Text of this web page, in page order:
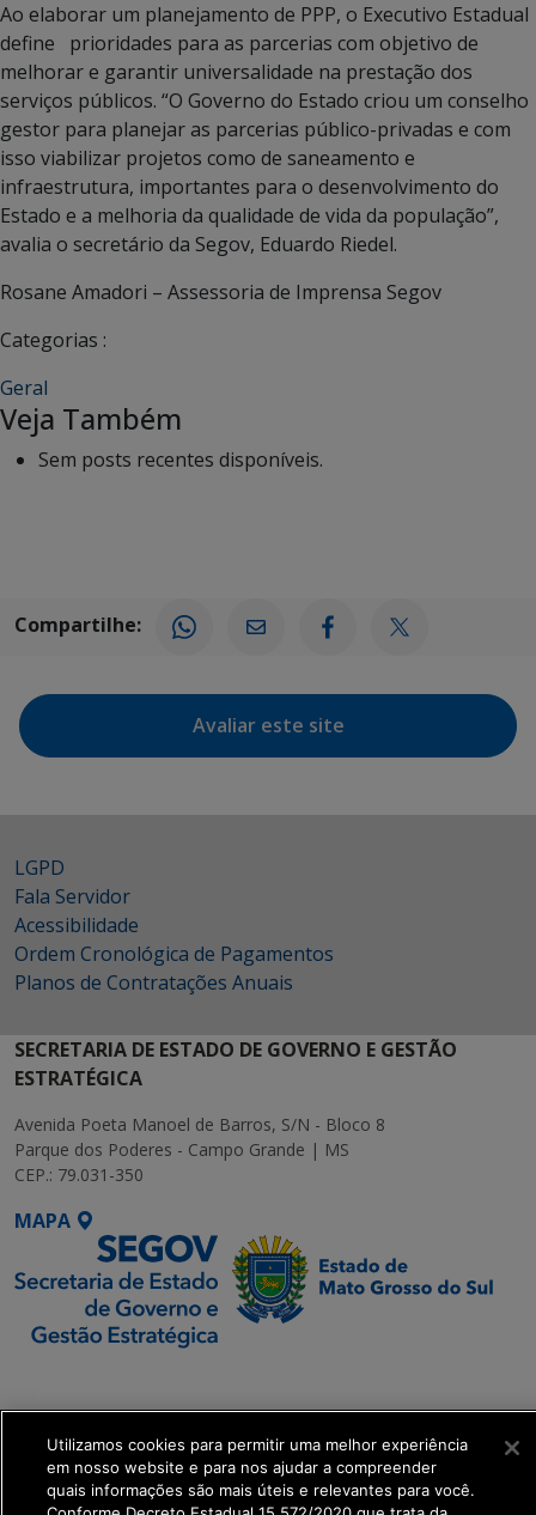
Ao elaborar um planejamento de PPP, o Executivo Estadual
define prioridades para as parcerias com objetivo de
melhorar e garantir universalidade na prestação dos
serviços públicos. “O Governo do Estado criou um conselho
gestor para planejar as parcerias público-privadas e com
isso viabilizar projetos como de saneamento e
infraestrutura, importantes para o desenvolvimento do
Estado e a melhoria da qualidade de vida da população”,
avalia o secretário da Segov, Eduardo Riedel.
Rosane Amadori – Assessoria de Imprensa Segov
Categorias :
Geral
Veja Também
Sem posts recentes disponíveis.
Compartilhe:
Avaliar este site
LGPD
Fala Servidor
Acessibilidade
Ordem Cronológica de Pagamentos
Planos de Contratações Anuais
SECRETARIA DE ESTADO DE GOVERNO E GESTÃO
ESTRATÉGICA
Avenida Poeta Manoel de Barros, S/N - Bloco 8
Parque dos Poderes - Campo Grande | MS
CEP.: 79.031-350
MAPA
Executiva de
Transformação Digital
get_footer();
Utilizamos cookies para permitir uma melhor experiência
em nosso website e para nos ajudar a compreender
quais informações são mais úteis e relevantes para você.